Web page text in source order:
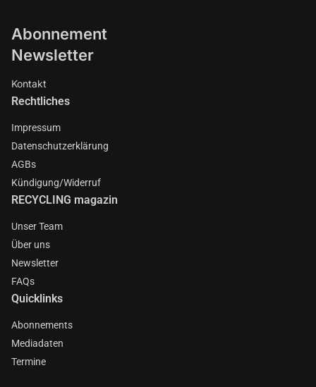
Abonnement
Newsletter
Kontakt
Rechtliches
Impressum
Datenschutzerklärung
AGBs
Kündigung/Widerruf
RECYCLING magazin
Unser Team
Über uns
Newsletter
FAQs
Quicklinks
Abonnements
Mediadaten
Termine